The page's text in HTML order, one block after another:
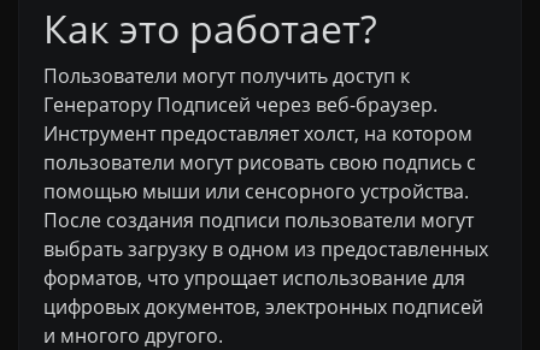
Как это работает?
Пользователи могут получить доступ к
Генератору Подписей через веб-браузер.
Инструмент предоставляет холст, на котором
пользователи могут рисовать свою подпись с
помощью мыши или сенсорного устройства.
После создания подписи пользователи могут
выбрать загрузку в одном из предоставленных
форматов, что упрощает использование для
цифровых документов, электронных подписей
и многого другого.